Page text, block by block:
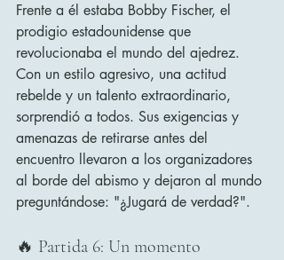
Frente a él estaba Bobby Fischer, el
prodigio estadounidense que
revolucionaba el mundo del ajedrez.
Con un estilo agresivo, una actitud
rebelde y un talento extraordinario,
sorprendió a todos. Sus exigencias y
amenazas de retirarse antes del
encuentro llevaron a los organizadores
al borde del abismo y dejaron al mundo
preguntándose: "¿Jugará de verdad?".
🔥 Partida 6: Un momento